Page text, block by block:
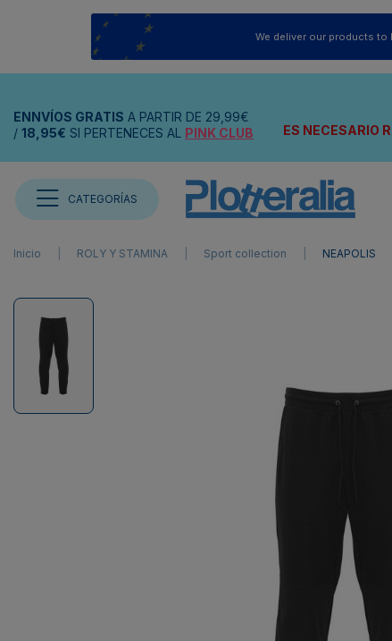
We deliver our products to
ENNVÍOS GRATIS A PARTIR DE 29,99€
/ 18,95€ SI PERTENECES AL PINK CLUB
ES NECESARIO
CATEGORÍAS
Inicio ROLY Y STAMINA Sport collection NEAPOLIS